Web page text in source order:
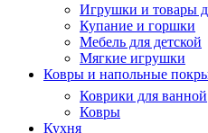
Игрушки и товары
Купание и горшки
Мебель для детской
Мягкие игрушки
Ковры и напольные
Коврики для ванной
Ковры
Кухня